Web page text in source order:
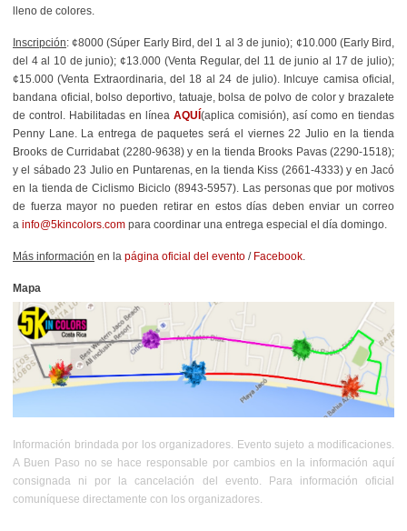
lleno de colores.
Inscripción: ¢8000 (Súper Early Bird, del 1 al 3 de junio); ¢10.000 (Early Bird,
del 4 al 10 de junio); ¢13.000 (Venta Regular, del 11 de junio al 17 de julio);
¢15.000 (Venta Extraordinaria, del 18 al 24 de julio). Inlcuye camisa oficial,
bandana oficial, bolso deportivo, tatuaje, bolsa de polvo de color y brazalete
de control. Habilitadas en línea AQUÍ(aplica comisión), así como en tiendas
Penny Lane. La entrega de paquetes será el viernes 22 Julio en la tienda
Brooks de Curridabat (2280-9638) y en la tienda Brooks Pavas (2290-1518);
y el sábado 23 Julio en Puntarenas, en la tienda Kiss (2661-4333) y en Jacó
en la tienda de Ciclismo Biciclo (8943-5957). Las personas que por motivos
de fuerza mayor no pueden retirar en estos días deben enviar un correo
a info@5kincolors.com para coordinar una entrega especial el día domingo.
Más información en la página oficial del evento / Facebook
Mapa
Información brindada por los organizadores. Evento sujeto a modificaciones.
A Buen Paso no se hace responsable por cambios en la información aquí
consignada ni por la cancelación del evento. Para información oficial
comuníquese directamente con los organizadores.